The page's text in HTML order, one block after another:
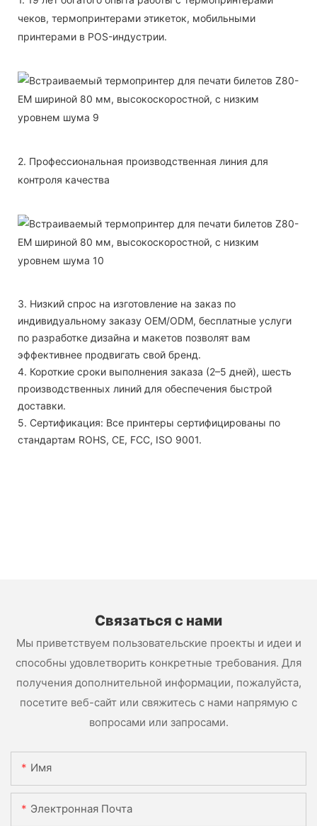
чеков, термопринтерами этикеток, мобильными
принтерами в POS-индустрии.
2. Профессиональная производственная линия для
контроля качества
3. Низкий спрос на изготовление на заказ по
индивидуальному заказу OEM/ODM, бесплатные услуги
по разработке дизайна и макетов позволят вам
эффективнее продвигать свой бренд.
4. Короткие сроки выполнения заказа (2–5 дней), шесть
производственных линий для обеспечения быстрой
доставки.
5. Сертификация: Все принтеры сертифицированы по
стандартам ROHS, CE, FCC, ISO 9001.
Связаться с нами
Мы приветствуем пользовательские проекты и идеи и
способны удовлетворить конкретные требования. Для
получения дополнительной информации, пожалуйста,
посетите веб-сайт или свяжитесь с нами напрямую с
вопросами или запросами.
Имя
Электронная Почта